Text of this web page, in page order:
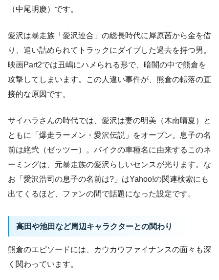
（中尾明慶）です。
愛沢は暴走族「愛沢連合」の総長時代に犀原茜から金を借
り、追い詰められてトラックにダイブした過去を持つ男。
映画Part2では丑嶋にハメられる形で、暗闇の中で熊倉を
攻撃してしまいます。この人違い事件が、熊倉の転落の直
接的な原因です。
サイハラさんの時代では、愛沢は妻の明美（木南晴夏）と
ともに「爆走ラーメン・愛沢伝説」をオープン。息子の名
前は絶弐（ゼッツー）。バイクの車種名に由来するこのネ
ーミングは、元暴走族の愛沢らしいセンスが光ります。な
お「愛沢浩司の息子の名前は?」はYahoo!の関連検索にも
出てくるほど、ファンの間で話題になった設定です。
高田や池田など周辺キャラクターとの関わり
熊倉のエピソードには、カウカウファイナンスの面々も深
く関わっています。